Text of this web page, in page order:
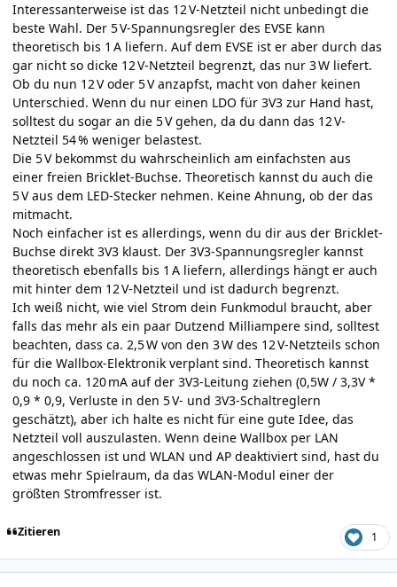
Interessanterweise ist das 12 V-Netzteil nicht unbedingt die
beste Wahl. Der 5 V-Spannungsregler des EVSE kann
theoretisch bis 1 A liefern. Auf dem EVSE ist er aber durch das
gar nicht so dicke 12 V-Netzteil begrenzt, das nur 3 W liefert.
Ob du nun 12 V oder 5 V anzapfst, macht von daher keinen
Unterschied. Wenn du nur einen LDO für 3V3 zur Hand hast,
solltest du sogar an die 5 V gehen, da du dann das 12 V-
Netzteil 54 % weniger belastest.
Die 5 V bekommst du wahrscheinlich am einfachsten aus
einer freien Bricklet-Buchse. Theoretisch kannst du auch die
5 V aus dem LED-Stecker nehmen. Keine Ahnung, ob der das
mitmacht.
Noch einfacher ist es allerdings, wenn du dir aus der Bricklet-
Buchse direkt 3V3 klaust. Der 3V3-Spannungsregler kannst
theoretisch ebenfalls bis 1 A liefern, allerdings hängt er auch
mit hinter dem 12 V-Netzteil und ist dadurch begrenzt.
Ich weiß nicht, wie viel Strom dein Funkmodul braucht, aber
falls das mehr als ein paar Dutzend Milliampere sind, solltest
beachten, dass ca. 2,5 W von den 3 W des 12 V-Netzteils schon
für die Wallbox-Elektronik verplant sind. Theoretisch kannst
du noch ca. 120 mA auf der 3V3-Leitung ziehen (0,5W / 3,3V *
0,9 * 0,9, Verluste in den 5 V- und 3V3-Schaltreglern
geschätzt), aber ich halte es nicht für eine gute Idee, das
Netzteil voll auszulasten. Wenn deine Wallbox per LAN
angeschlossen ist und WLAN und AP deaktiviert sind, hast du
etwas mehr Spielraum, da das WLAN-Modul einer der
größten Stromfresser ist.
Zitieren 1